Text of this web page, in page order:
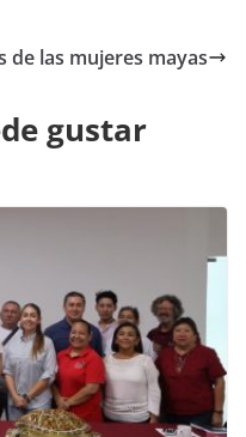
las mujeres mayas
gustar